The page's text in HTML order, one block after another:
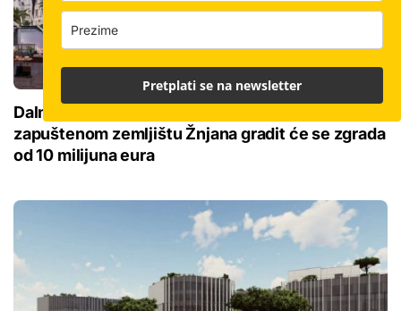
Dalmacija je ovo čekala 40 godina! Na
zapuštenom zemljištu Žnjana gradit će se zgrada
od 10 milijuna eura
Pretplati se na newsletter